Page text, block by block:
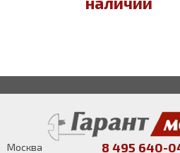
Москва
8 495 640-